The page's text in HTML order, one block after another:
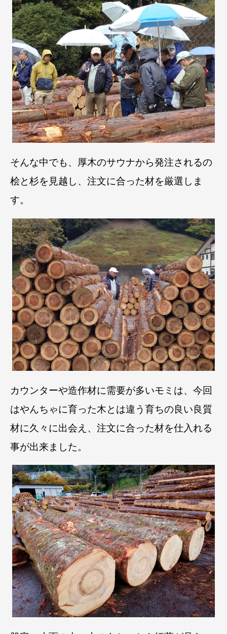
そんな中でも、厚木のサウナから発注されるの
桧と杉を見越し、注文に合った材を厳選しま
す。
カウンターや造作材に需要が多いモミは、今回
はやんちゃに育った木とは違う育ちの良い良質
材に久々に出会え、注文に合った材を仕入れる
事が出来ました。